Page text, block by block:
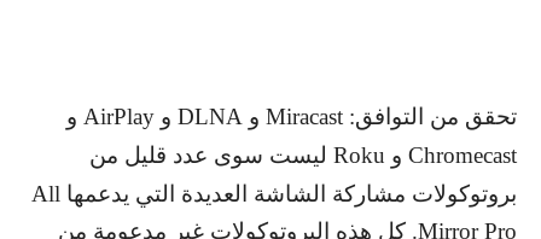
تحقق من التوافق: Miracast و DLNA و AirPlay و
Chromecast و Roku ليست سوى عدد قليل من
بروتوكولات مشاركة الشاشة العديدة التي يدعمها All
Mirror Pro. كل هذه البروتوكولات غير مدعومة من